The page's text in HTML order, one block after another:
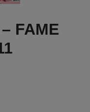
FAME